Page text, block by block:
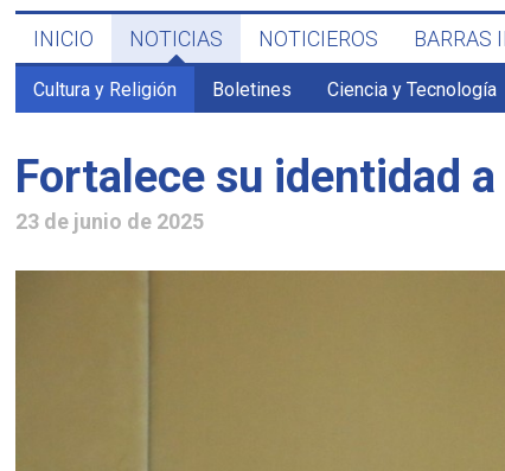
INICIO NOTICIAS NOTICIEROS BARRAS
Cultura y Religión Boletines Ciencia y Tecnología
Fortalece su identidad
23 de junio de 2025